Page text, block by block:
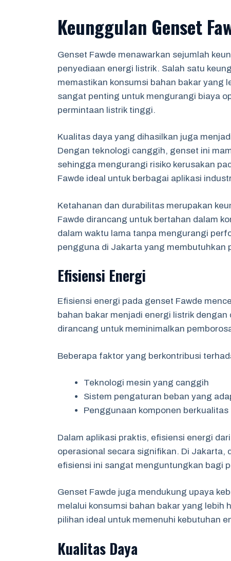
Keunggulan Genset
Genset Fawde menawarkan sejumlah
penyediaan energi listrik. Salah satu
memastikan konsumsi bahan bakar yang
sangat penting untuk mengurangi biaya
permintaan listrik tinggi.
Kualitas daya yang dihasilkan juga
Dengan teknologi canggih, genset ini
sehingga mengurangi risiko kerusakan
Fawde ideal untuk berbagai aplikasi
Ketahanan dan durabilitas merupakan
Fawde dirancang untuk bertahan dalam
dalam waktu lama tanpa mengurangi
pengguna di Jakarta yang membutuhkan
Efisiensi Energi
Efisiensi energi pada genset Fawde
bahan bakar menjadi energi listrik
dirancang untuk meminimalkan
Beberapa faktor yang berkontribusi
Teknologi mesin yang canggih
Sistem pengaturan beban yang
Penggunaan komponen
Dalam aplikasi praktis, efisiensi energi
operasional secara signifikan. Di
efisiensi ini sangat menguntungkan bagi
Genset Fawde juga mendukung upaya
melalui konsumsi bahan bakar yang lebih
pilihan ideal untuk memenuhi kebutuhan
Kualitas Daya